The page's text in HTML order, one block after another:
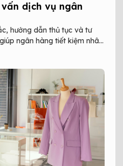
dịch vụ ngân
hướng dẫn thủ tục và tư
ngân hàng tiết kiệm nhân
24/7.